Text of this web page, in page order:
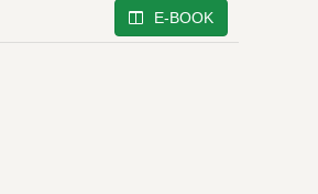
E-BOOK